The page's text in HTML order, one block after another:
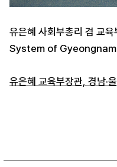
유은혜 사회부총리 겸 교
System of Gyeongnam
유은혜 교육부장관, 경남